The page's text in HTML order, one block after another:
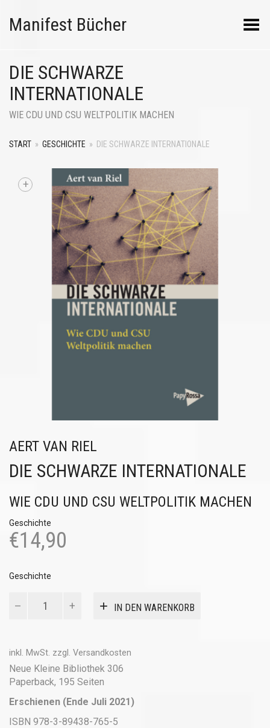
Manifest Bücher Menü umschalten
DIE SCHWARZE
INTERNATIONALE
WIE CDU UND CSU WELTPOLITIK MACHEN
START » GESCHICHTE » DIE SCHWARZE INTERNATIONALE
+
AERT VAN RIEL
DIE SCHWARZE INTERNATIONALE
WIE CDU UND CSU WELTPOLITIK MACHEN
Geschichte
€14,90
Geschichte
Schwarze
IN DEN WARENKORB
inkl. MwSt. zzgl. Versandkosten
Neue Kleine Bibliothek 306
Paperback, 195 Seiten
Erschienen (Ende Juli 2021)
ISBN 978-3-89438-765-5